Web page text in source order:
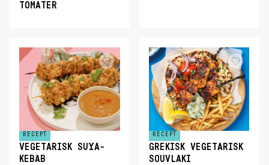
TOMATER
RECEPT
VEGETARISK SUYA-
KEBAB
RECEPT
GREKISK VEGETARISK
SOUVLAKI